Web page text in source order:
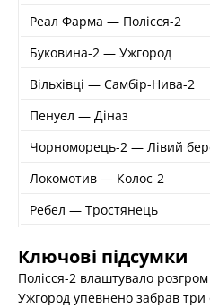
Реал Фарма — Полісся-2
Буковина-2 — Ужгород
Вільхівці — Самбір-Нива-2
Пенуел — Діназ
Чорноморець-2 — Лівий
Локомотив — Колос-2
Ребел — Тростянець
Ключові підсумки
Полісся-2 влаштувало
Ужгород упевнено забрав